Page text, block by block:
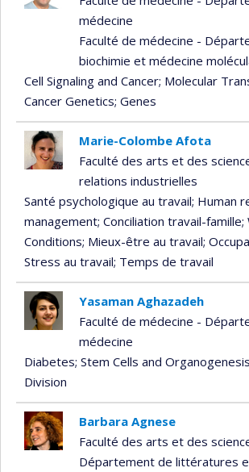
médecine
Faculté de médecine -
biochimie et médecine
Cell Signaling and Cancer; Molecular
Cancer Genetics; Genes
Marie-Colombe Afota
Faculté des arts et des
relations industrielles
Santé psychologique au travail; Human
management; Conciliation travail-famille;
Conditions; Mieux-être au travail;
Stress au travail; Temps de travail
Yasaman Aghazadeh
Faculté de médecine -
médecine
Diabetes; Stem Cells and Organogenesis
Division
Barbara Agnese
Faculté des arts et des
Département de littératures